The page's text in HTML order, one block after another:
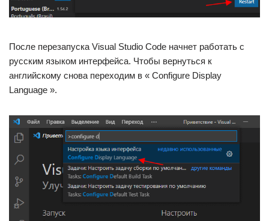
После перезапуска Visual Studio Code начнет работать с
русским языком интерфейса. Чтобы вернуться к
английскому снова переходим в « Configure Display
Language ».